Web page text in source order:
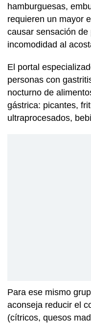
hamburguesas,
requieren un mayor
causar sensación
incomodidad al
El portal
personas con
nocturno de
gástrica: picantes,
ultraprocesados,
Para ese mismo
aconseja reducir el
(cítricos, quesos